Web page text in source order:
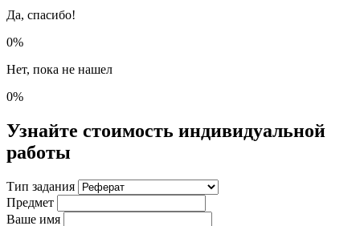
Да, спасибо!
0%
Нет, пока не нашел
0%
Узнайте стоимость индивидуальной
работы
Тип задания
Предмет
Ваше имя